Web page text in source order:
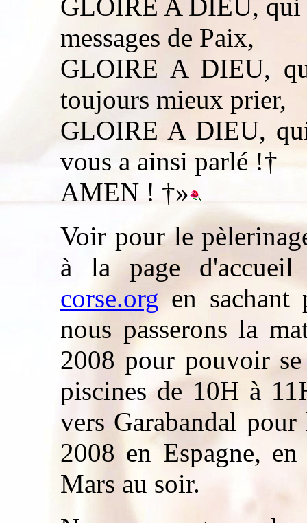
GLOIRE A DIEU, qui
messages de Paix,
GLOIRE A DIEU,
toujours mieux prier,
GLOIRE A DIEU,
vous a ainsi parlé !†
AMEN ! †»
Voir pour le
à la page
corse.org en
nous passerons la
2008 pour pouvoir
piscines de 10H à
vers Garabandal pour
2008 en Espagne,
Mars au soir.